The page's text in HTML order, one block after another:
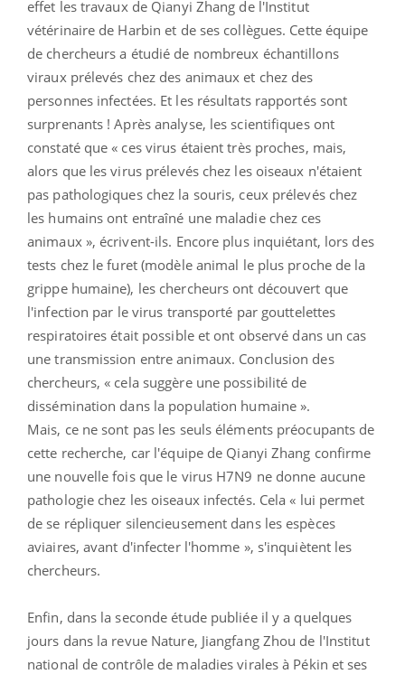
effet les travaux de Qianyi Zhang de l'Institut
vétérinaire de Harbin et de ses collègues. Cette équipe
de chercheurs a étudié de nombreux échantillons
viraux prélevés chez des animaux et chez des
personnes infectées. Et les résultats rapportés sont
surprenants ! Après analyse, les scientifiques ont
constaté que « ces virus étaient très proches, mais,
alors que les virus prélevés chez les oiseaux n'étaient
pas pathologiques chez la souris, ceux prélevés chez
les humains ont entraîné une maladie chez ces
animaux », écrivent-ils. Encore plus inquiétant, lors des
tests chez le furet (modèle animal le plus proche de la
grippe humaine), les chercheurs ont découvert que
l'infection par le virus transporté par gouttelettes
respiratoires était possible et ont observé dans un cas
une transmission entre animaux. Conclusion des
chercheurs, « cela suggère une possibilité de
dissémination dans la population humaine ».
Mais, ce ne sont pas les seuls éléments préocupants de
cette recherche, car l'équipe de Qianyi Zhang confirme
une nouvelle fois que le virus H7N9 ne donne aucune
pathologie chez les oiseaux infectés. Cela « lui permet
de se répliquer silencieusement dans les espèces
aviaires, avant d'infecter l'homme », s'inquiètent les
chercheurs.
Enfin, dans la seconde étude publiée il y a quelques
jours dans la revue Nature, Jiangfang Zhou de l'Institut
national de contrôle de maladies virales à Pékin et ses